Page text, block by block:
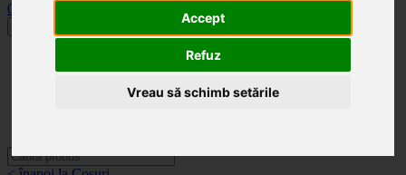
Accept
Refuz
Vreau să schimb setările
0
Categorii